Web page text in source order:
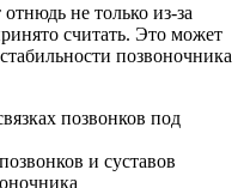
не только из-за
считать. Это может
позвоночника
позвонков под
и суставов